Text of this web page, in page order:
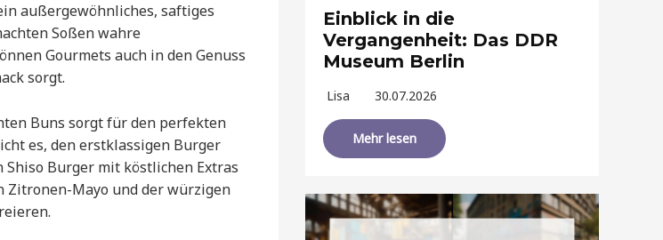
außergewöhnliches, saftiges
Soßen wahre
Gourmets auch in den Genuss
sorgt.
Buns sorgt für den perfekten
es, den erstklassigen Burger
Burger mit köstlichen Extras
Zitronen-Mayo und der würzigen
Einblick in die
Vergangenheit: Das DDR
Museum Berlin
Lisa 30.07.2026
Mehr lesen